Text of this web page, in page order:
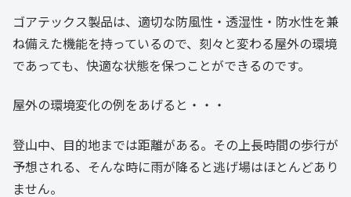
ゴアテックス製品は、適切な防風性・透湿性・防水性を兼
ね備えた機能を持っているので、刻々と変わる屋外の環境
であっても、快適な状態を保つことができるのです。
屋外の環境変化の例をあげると・・・
登山中、目的地までは距離がある。その上長時間の歩行が
予想される、そんな時に雨が降ると逃げ場はほとんどあり
ません。